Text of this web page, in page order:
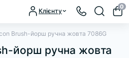
Клієнту
0
Brush-йорш ручна жовта 7086G
йорш ручна жовта